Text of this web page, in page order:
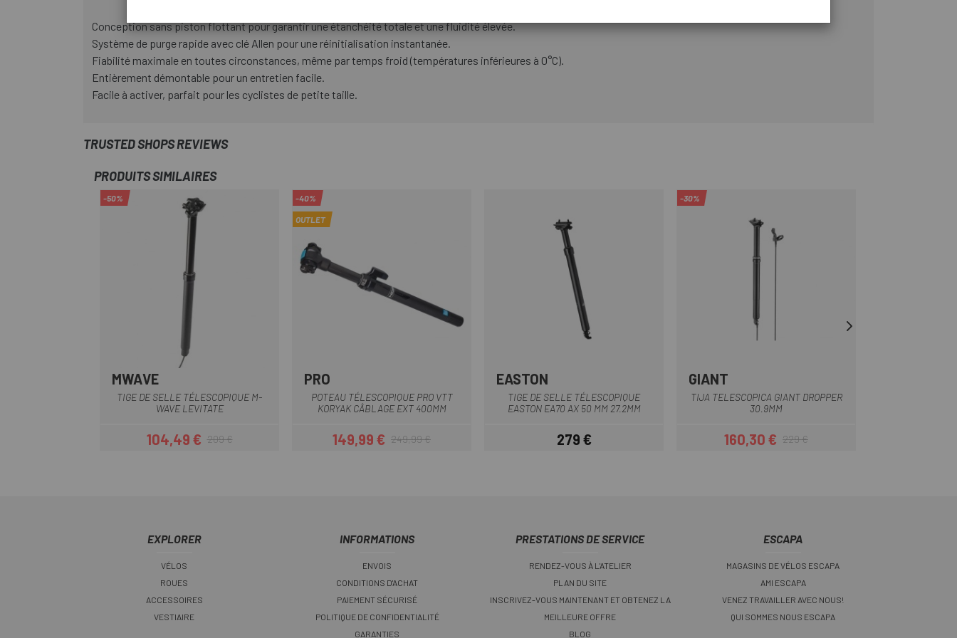
Conception sans piston flottant pour garantir une étanchéité totale et une fluidité élevée.
Système de purge rapide avec clé Allen pour une réinitialisation instantanée.
Fiabilité maximale en toutes circonstances, même par temps froid (températures inférieures à 0°C).
Entièrement démontable pour un entretien facile.
Facile à activer, parfait pour les cyclistes de petite taille.
TRUSTED SHOPS REVIEWS
PRODUITS SIMILAIRES
-50%
MWAVE
TIGE DE SELLE TÉLESCOPIQUE M-
WAVE LEVITATE
Prix
104,49 €Prix habituel
209 €
-40%
OUTLET
PRO
POTEAU TÉLESCOPIQUE PRO VTT
KORYAK CÂBLAGE EXT 400MM
Prix
149,99 €Prix habituel
249,99 €
EASTON
TIGE DE SELLE TÉLESCOPIQUE
EASTON EA70 AX 50 MM 27.2MM
Prix
279 €
-30%
GIANT
TIJA TELESCOPICA GIANT DROPPER
30.9MM
Prix
160,30 €Prix habituel
229 €
EXPLORER
VÉLOS
ROUES
ACCESSOIRES
VESTIAIRE
INFORMATIONS
ENVOIS
CONDITIONS D'ACHAT
PAIEMENT SÉCURISÉ
POLITIQUE DE CONFIDENTIALITÉ
GARANTIES
PRESTATIONS DE SERVICE
RENDEZ-VOUS À L'ATELIER
PLAN DU SITE
INSCRIVEZ-VOUS MAINTENANT ET OBTENEZ LA
MEILLEURE OFFRE
BLOG
ESCAPA
MAGASINS DE VÉLOS ESCAPA
AMI ESCAPA
VENEZ TRAVAILLER AVEC NOUS!
QUI SOMMES NOUS ESCAPA